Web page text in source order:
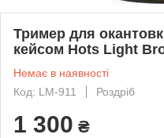
Тример для
кейсом Hots Light
Немає в наявності
Код: LM-911
Роздріб
1 300 ₴